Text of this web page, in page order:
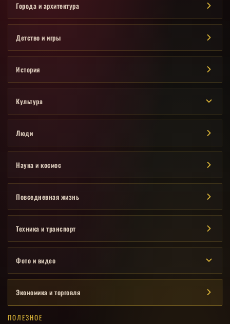
Города и архитектура
Детство и игры
История
Культура
Люди
Наука и космос
Повседневная жизнь
Техника и транспорт
Фото и видео
Экономика и торговля
ПОЛЕЗНОЕ